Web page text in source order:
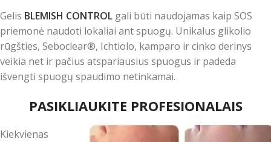
Gelis BLEMISH CONTROL gali būti naudojamas kaip SOS
priemonė naudoti lokaliai ant spuogų. Unikalus glikolio
rūgšties, Seboclear®, Ichtiolo, kamparo ir cinko derinys
veikia net ir pačius atspariausius spuogus ir padeda
išvengti spuogų spaudimo netinkamai.
PASIKLIAUKITE PROFESIONALAIS
Kiekvienas